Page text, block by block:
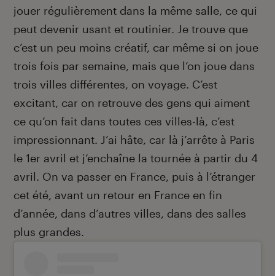
jouer régulièrement dans la même salle, ce qui
peut devenir usant et routinier. Je trouve que
c’est un peu moins créatif, car même si on joue
trois fois par semaine, mais que l’on joue dans
trois villes différentes, on voyage. C’est
excitant, car on retrouve des gens qui aiment
ce qu’on fait dans toutes ces villes-là, c’est
impressionnant. J’ai hâte, car là j’arrête à Paris
le 1er avril et j’enchaîne la tournée à partir du 4
avril. On va passer en France, puis à l’étranger
cet été, avant un retour en France en fin
d’année, dans d’autres villes, dans des salles
plus grandes.